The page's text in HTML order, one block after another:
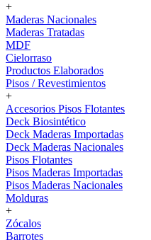
+
Maderas Nacionales
Maderas Tratadas
MDF
Cielorraso
Productos Elaborados
Pisos / Revestimientos
+
Accesorios Pisos Flotantes
Deck Biosintético
Deck Maderas Importadas
Deck Maderas Nacionales
Pisos Flotantes
Pisos Maderas Importadas
Pisos Maderas Nacionales
Molduras
+
Zócalos
Barrotes